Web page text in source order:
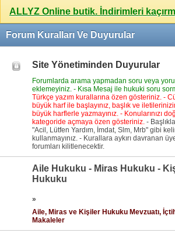
ALLYZ Online butik. İndirimleri
Forum Kuralları Ve Duyurular
Site Yönetiminden Duyurular
Forumlarda arama yapmadan soru veya
eklemeyiniz. - Kısa Mesaj ile hukuki soru
Türkçe yazım kurallarına özen gösteriniz. -
büyük harf ile başlayınız, başlık ve
büyük harflerle yazmayınız. - Konularınızı
kategoride açmaya özen gösteriniz. -
"Acil, Lütfen Yardım, İmdat, Slm, Mrb" gibi
kullanmayınız. - Kurallara aykırı davranan
forumları kilitlenecektir.
Aile Hukuku - Miras Hukuku -
Hukuku
»
Aile, Miras ve Kişiler Hukuku Mevzuatı,
Makaleler